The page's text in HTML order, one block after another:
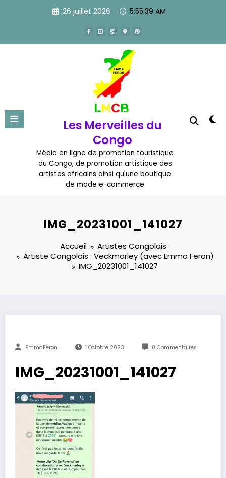
26 juillet 2026 5:55:40 AM
Les Merveilles du
Congo
Média en ligne de promotion touristique
du Congo, de promotion artistique des
artistes africains ainsi qu'une boutique
de mode e-commerce
IMG_20231001_141027
Accueil
Artistes Congolais
Artiste Congolais : Veckmarley (avec Emma Feron)
IMG_20231001_141027
EmmaFeron 1 Octobre 2023 0 Commentaires
IMG_20231001_141027